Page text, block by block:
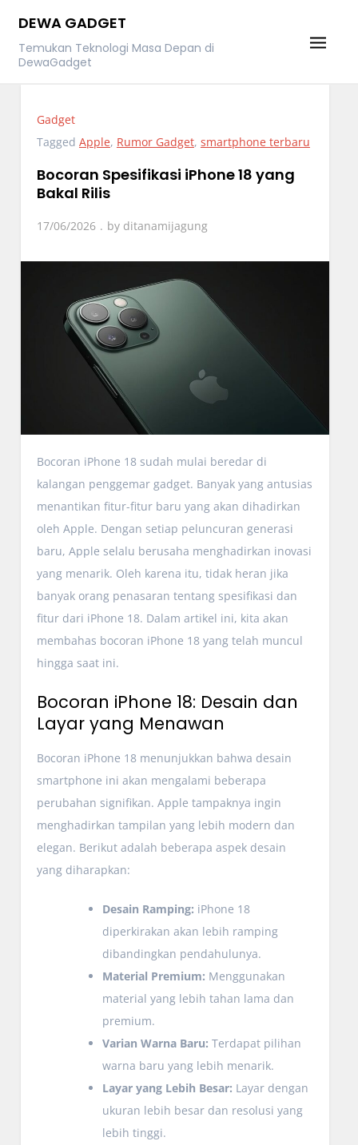
content
DEWA GADGET
Temukan Teknologi Masa Depan di
DewaGadget
Gadget
Tagged Apple, Rumor Gadget, smartphone terbaru
Bocoran Spesifikasi iPhone 18 yang
Bakal Rilis
17/06/2026 by ditanamijagung
Bocoran iPhone 18 sudah mulai beredar di
kalangan penggemar gadget. Banyak yang antusias
menantikan fitur-fitur baru yang akan dihadirkan
oleh Apple. Dengan setiap peluncuran generasi
baru, Apple selalu berusaha menghadirkan inovasi
yang menarik. Oleh karena itu, tidak heran jika
banyak orang penasaran tentang spesifikasi dan
fitur dari iPhone 18. Dalam artikel ini, kita akan
membahas bocoran iPhone 18 yang telah muncul
hingga saat ini.
Bocoran iPhone 18: Desain dan
Layar yang Menawan
Bocoran iPhone 18 menunjukkan bahwa desain
smartphone ini akan mengalami beberapa
perubahan signifikan. Apple tampaknya ingin
menghadirkan tampilan yang lebih modern dan
elegan. Berikut adalah beberapa aspek desain
yang diharapkan:
Desain Ramping: iPhone 18
diperkirakan akan lebih ramping
dibandingkan pendahulunya.
Material Premium: Menggunakan
material yang lebih tahan lama dan
premium.
Varian Warna Baru: Terdapat pilihan
warna baru yang lebih menarik.
Layar yang Lebih Besar: Layar dengan
ukuran lebih besar dan resolusi yang
lebih tinggi.